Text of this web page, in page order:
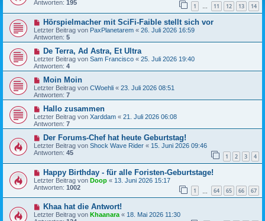
Antworten: 195 1 … 11 12 13 14
Hörspielmacher mit SciFi-Faible stellt sich vor
Letzter Beitrag von PaxPlanetarem « 26. Juli 2026 16:59
Antworten: 5
De Terra, Ad Astra, Et Ultra
Letzter Beitrag von Sam Francisco « 25. Juli 2026 19:40
Antworten: 4
Moin Moin
Letzter Beitrag von CWoehli « 23. Juli 2026 08:51
Antworten: 7
Hallo zusammen
Letzter Beitrag von Xarddam « 21. Juli 2026 06:08
Antworten: 7
Der Forums-Chef hat heute Geburtstag!
Letzter Beitrag von Shock Wave Rider « 15. Juni 2026 09:46
Antworten: 45 1 2 3 4
Happy Birthday - für alle Foristen-Geburtstage!
Letzter Beitrag von Doop « 13. Juni 2026 15:17
Antworten: 1002 1 64 65 66 67
Khaa hat die Antwort!
Letzter Beitrag von Khaanara « 18. Mai 2026 11:30